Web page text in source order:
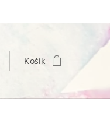
Košík